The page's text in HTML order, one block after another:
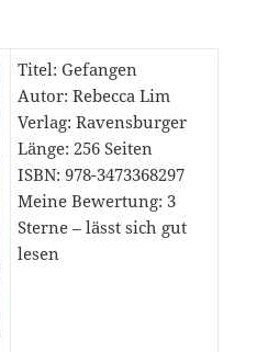
Titel: Gefangen
Autor: Rebecca Lim
Verlag: Ravensburger
Länge: 256 Seiten
ISBN: ‎978-3473368297
Meine Bewertung: 3
Sterne – lässt sich gut
lesen